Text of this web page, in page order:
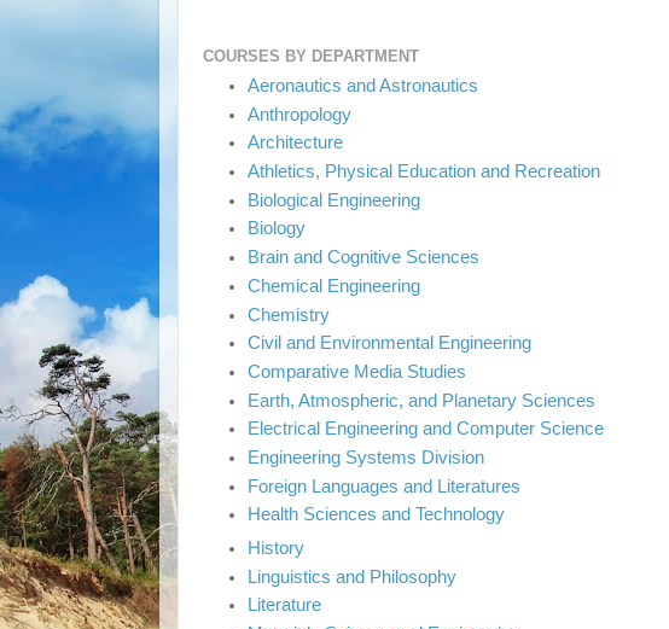
COURSES BY DEPARTMENT
Aeronautics and Astronautics
Anthropology
Architecture
Athletics, Physical Education and Recreation
Biological Engineering
Biology
Brain and Cognitive Sciences
Chemical Engineering
Chemistry
Civil and Environmental Engineering
Comparative Media Studies
Earth, Atmospheric, and Planetary Sciences
Electrical Engineering and Computer Science
Engineering Systems Division
Foreign Languages and Literatures
Health Sciences and Technology
History
Linguistics and Philosophy
Literature